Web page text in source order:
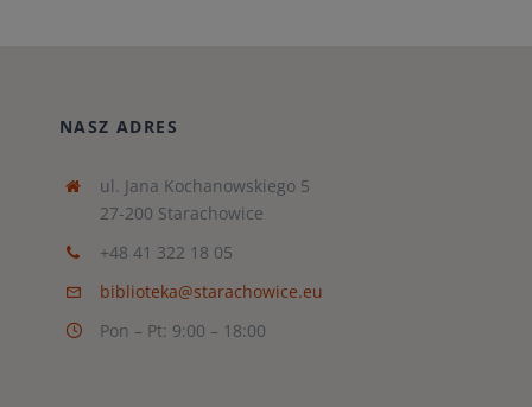
NASZ ADRES
ul. Jana Kochanowskiego 5
27-200 Starachowice
+48 41 322 18 05
biblioteka@starachowice.eu
Pon – Pt: 9:00 – 18:00